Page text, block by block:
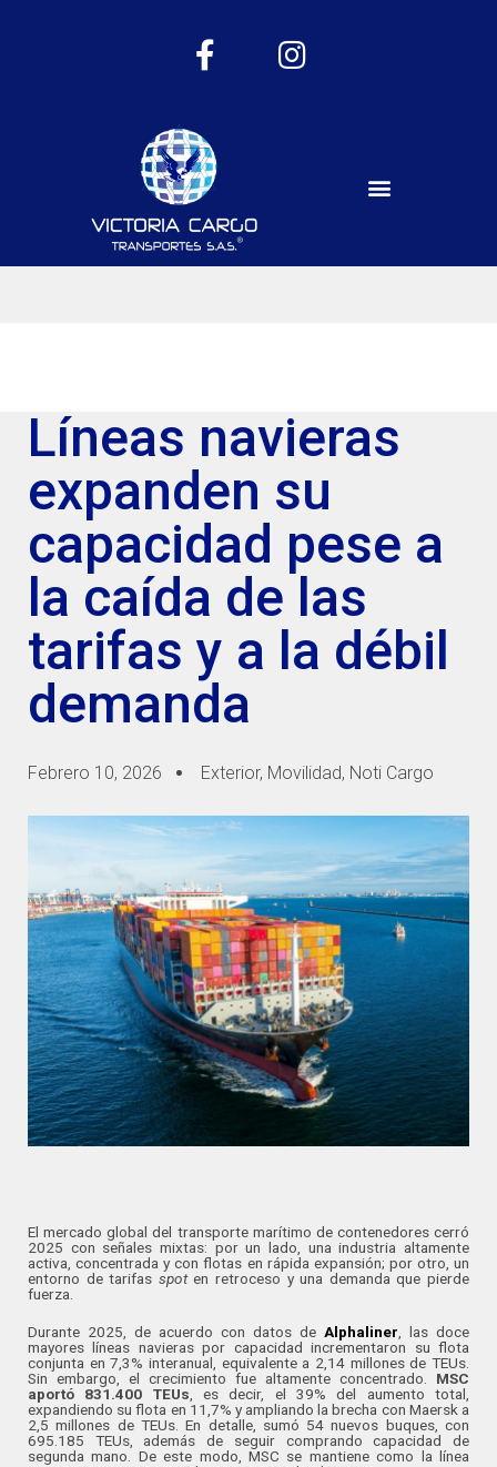
Líneas navieras
expanden su
capacidad pese a
la caída de las
tarifas y a la débil
demanda
Febrero 10, 2026 Exterior, Movilidad, Noti Cargo
El mercado global del transporte marítimo de contenedores cerró
2025 con señales mixtas: por un lado, una industria altamente
activa, concentrada y con flotas en rápida expansión; por otro, un
entorno de tarifas spoten retroceso y una demanda que pierde
fuerza.
Durante 2025, de acuerdo con datos de Alphaliner, las doce
mayores líneas navieras por capacidad incrementaron su flota
conjunta en 7,3% interanual, equivalente a 2,14 millones de TEUs.
Sin embargo, el crecimiento fue altamente concentrado. MSC
aportó 831.400 TEUs, es decir, el 39% del aumento total,
expandiendo su flota en 11,7% y ampliando la brecha con Maersk a
2,5 millones de TEUs. En detalle, sumó 54 nuevos buques, con
695.185 TEUs, además de seguir comprando capacidad de
segunda mano. De este modo, MSC se mantiene como la línea